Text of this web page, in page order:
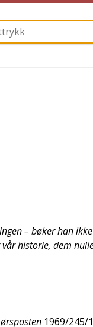
– bøker han
vår historie, dem
1969/245/